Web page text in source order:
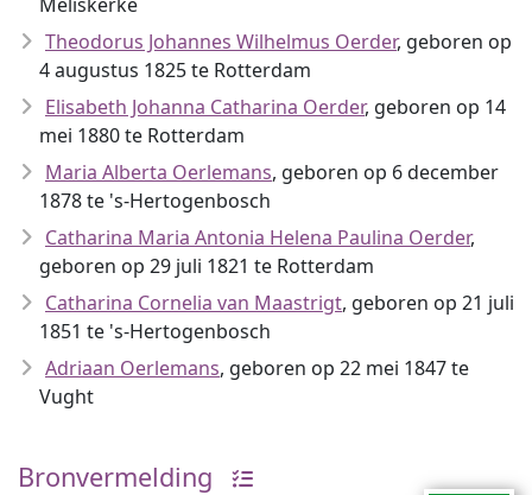
Theodorus Johannes Wilhelmus Oerder, geboren op
4 augustus 1825 te Rotterdam
Elisabeth Johanna Catharina Oerder, geboren op 14
mei 1880 te Rotterdam
Maria Alberta Oerlemans, geboren op 6 december
1878 te 's-Hertogenbosch
Catharina Maria Antonia Helena Paulina Oerder,
geboren op 29 juli 1821 te Rotterdam
Catharina Cornelia van Maastrigt, geboren op 21 juli
1851 te 's-Hertogenbosch
Adriaan Oerlemans, geboren op 22 mei 1847 te
Vught
Bronvermelding